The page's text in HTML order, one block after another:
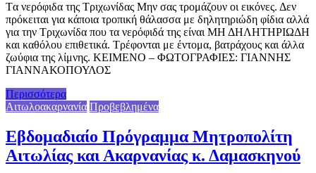
Tα νερόφιδα της Τριχωνίδας Μην σας τρομάζουν οι εικόνες. Δεν
πρόκειται για κάποια τροπική θάλασσα με δηλητηριώδη φίδια αλλά
για την Τριχωνίδα που τα νερόφιδά της είναι ΜΗ ΔΗΛΗΤΗΡΙΩΔΗ
και καθόλου επιθετικά. Τρέφονται με έντομα, βατράχους και άλλα
ζωύφια της λίμνης. KEIMENO – ΦΩΤΟΓΡΑΦΙΕΣ: ΓΙΑΝΝΗΣ
ΓΙΑΝΝΑΚΟΠΟΥΛΟΣ
Περισσότερα
Αιτωλοακαρνανία Προβεβλημένα
Εβδομαδιαίο Πρόγραμμα Μητροπολίτη
Αιτωλίας και Ακαρνανίας κ. Δαμασκηνού